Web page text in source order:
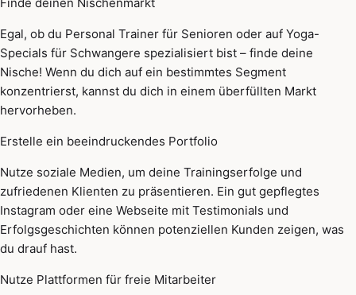
Finde deinen Nischenmarkt
Egal, ob du Personal Trainer für Senioren oder auf Yoga-
Specials für Schwangere spezialisiert bist – finde deine
Nische! Wenn du dich auf ein bestimmtes Segment
konzentrierst, kannst du dich in einem überfüllten Markt
hervorheben.
Erstelle ein beeindruckendes Portfolio
Nutze soziale Medien, um deine Trainingserfolge und
zufriedenen Klienten zu präsentieren. Ein gut gepflegtes
Instagram oder eine Webseite mit Testimonials und
Erfolgsgeschichten können potenziellen Kunden zeigen, was
du drauf hast.
Nutze Plattformen für freie Mitarbeiter